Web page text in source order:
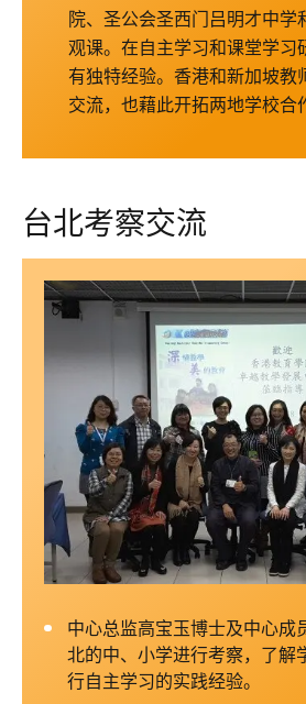
院、圣公会圣西门吕明才中学
观课。在自主学习和课堂学习
有独特经验。香港和新加坡教
交流，也藉此开拓两地学校合
台北考察交流
中心总监高宝玉博士及中心成
北的中、小学进行考察，了解
行自主学习的实践经验。